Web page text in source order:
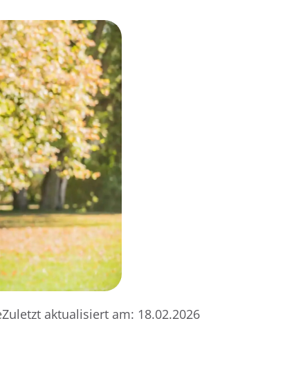
Zuletzt aktualisiert am: 18.02.2026